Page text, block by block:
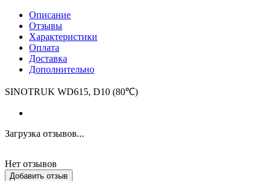
Описание
Отзывы
Характеристики
Оплата
Доставка
Дополнительно
SINOTRUK WD615, D10 (80℃)
Загрузка отзывов...
Нет отзывов
Добавить отзыв